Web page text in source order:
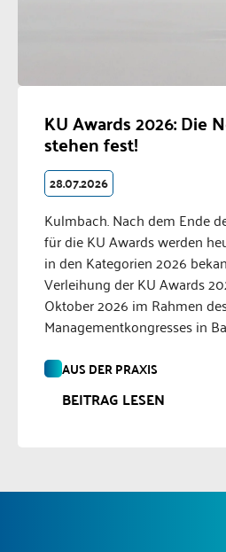
KU Awards 2026: Die
stehen fest!
28.07.2026
Kulmbach. Nach dem Ende
für die KU Awards werden
in den Kategorien 2026
Verleihung der KU Awards
Oktober 2026 im Rahmen
Managementkongresses in
AUS DER PRAXIS
BEITRAG LESEN